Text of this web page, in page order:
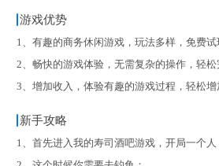
游戏优势
1、有趣的商务休闲游戏，玩法多样，免费试
2、畅快的游戏体验，无需复杂的操作，轻松
3、增加收入，体验有趣的游戏过程，轻松增
新手攻略
1、首先进入我的寿司酒吧游戏，开局一个人